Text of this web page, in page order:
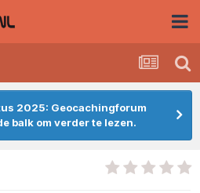
2025: Geocachingforum
balk om verder te lezen.